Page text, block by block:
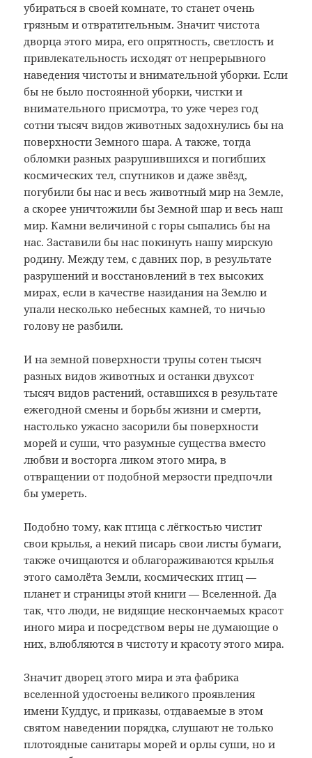
убираться в своей комнате, то станет очень
грязным и отвратительным. Значит чистота
дворца этого мира, его опрятность, светлость и
привлекательность исходят от непрерывного
наведения чистоты и внимательной уборки. Если
бы не было постоянной уборки, чистки и
внимательного присмотра, то уже через год
сотни тысяч видов животных задохнулись бы на
поверхности Земного шара. А также, тогда
обломки разных разрушившихся и погибших
космических тел, спутников и даже звёзд,
погубили бы нас и весь животный мир на Земле,
а скорее уничтожили бы Земной шар и весь наш
мир. Камни величиной с горы сыпались бы на
нас. Заставили бы нас покинуть нашу мирскую
родину. Между тем, с давних пор, в результате
разрушений и восстановлений в тех высоких
мирах, если в качестве назидания на Землю и
упали несколько небесных камней, то ничью
голову не разбили.
И на земной поверхности трупы сотен тысяч
разных видов животных и останки двухсот
тысяч видов растений, оставшихся в результате
ежегодной смены и борьбы жизни и смерти,
настолько ужасно засорили бы поверхности
морей и суши, что разумные существа вместо
любви и восторга ликом этого мира, в
отвращении от подобной мерзости предпочли
бы умереть.
Подобно тому, как птица с лёгкостью чистит
свои крылья, а некий писарь свои листы бумаги,
также очищаются и облагораживаются крылья
этого самолёта Земли, космических птиц —
планет и страницы этой книги — Вселенной. Да
так, что люди, не видящие нескончаемых красот
иного мира и посредством веры не думающие о
них, влюбляются в чистоту и красоту этого мира.
Значит дворец этого мира и эта фабрика
вселенной удостоены великого проявления
имени Куддус, и приказы, отдаваемые в этом
святом наведении порядка, слушают не только
плотоядные санитары морей и орлы суши, но и